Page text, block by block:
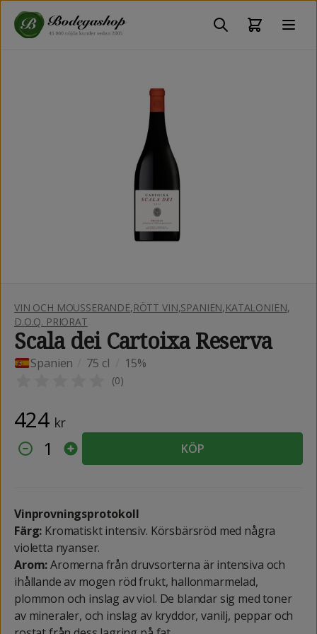
VIN OCH MOUSSERANDE,RÖTT VIN,SPANIEN,KATALONIEN,
D.O.Q. PRIORAT
Scala dei Cartoixa Reserva
Spanien 75 cl 15%
(0)
424 kr
1 KÖP
Vinprovningsprotokoll
Färg: Kromatiskt intensiv. Körsbärsröd med några
violetta nyanser.
Arom:Aromerna från druvsorterna är intensiva och
ihållande av mogen röd frukt, hallonmarmelad,
plommon och inslag av viol. De blandar sig med toner
av mineraler, och inslag av kryddor, vanilj, peppar och